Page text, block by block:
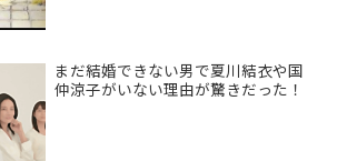
まだ結婚できない男で夏川結衣や国
仲涼子がいない理由が驚きだった！